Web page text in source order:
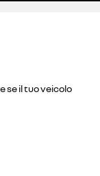
se il tuo veicolo